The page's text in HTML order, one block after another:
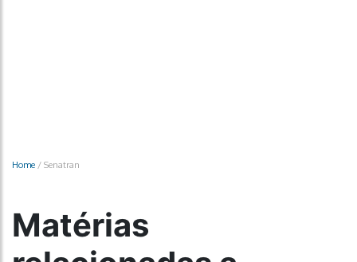
Home / Senatran
Matérias